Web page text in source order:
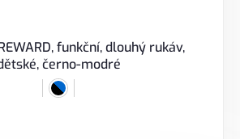
funkční, dlouhý rukáv,
černo-modré